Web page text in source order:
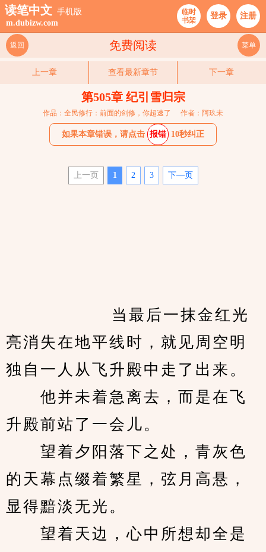
读笔中文 手机版
m.dubizw.com
临时
书架
登录 注册
免费阅读
返回 菜单
上一章 查看最新章节 下一章
第505章 纪引雪归宗
作品：全民修行：前面的剑修，你超速了 作者：阿玖未
如果本章错误，请点击 报错 10秒纠正
上一页 1 2 3 下—页
亮消失在地平线时，就见周空明
独自一人从飞升殿中走了出来。
他并未着急离去，而是在飞
升殿前站了一会儿。
望着夕阳落下之处，青灰色
的天幕点缀着繁星，弦月高悬，
显得黯淡无光。
望着天边，心中所想却全是